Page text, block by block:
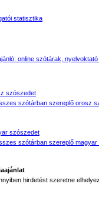
statisztika
online szótárak, nyelvoktató
szószedet
szótárban szereplő orosz
szószedet
szótárban szereplő magyar
hirdetést szeretne